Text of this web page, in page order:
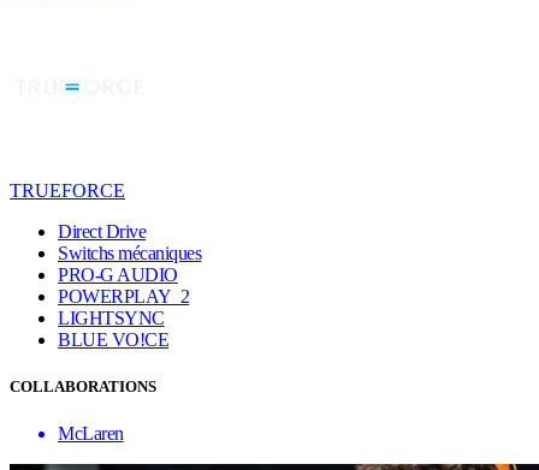
TRUEFORCE
Direct Drive
Switchs mécaniques
PRO-G AUDIO
POWERPLAY 2
LIGHTSYNC
BLUE VO!CE
COLLABORATIONS
McLaren